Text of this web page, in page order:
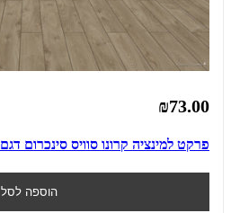
₪73.00
פרקט למינציה קרונו סוויס סינכרום דגם 7092
הוספה לסל